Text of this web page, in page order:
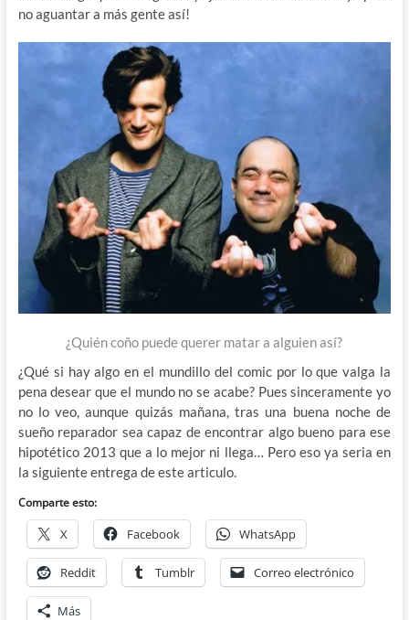
no aguantar a más gente así!
¿Quién coño puede querer matar a alguien así?
¿Qué si hay algo en el mundillo del comic por lo que valga la
pena desear que el mundo no se acabe? Pues sinceramente yo
no lo veo, aunque quizás mañana, tras una buena noche de
sueño reparador sea capaz de encontrar algo bueno para ese
hipotético 2013 que a lo mejor ni llega… Pero eso ya seria en
la siguiente entrega de este articulo.
Comparte esto:
X Facebook WhatsApp
Reddit Tumblr Correo electrónico
Más